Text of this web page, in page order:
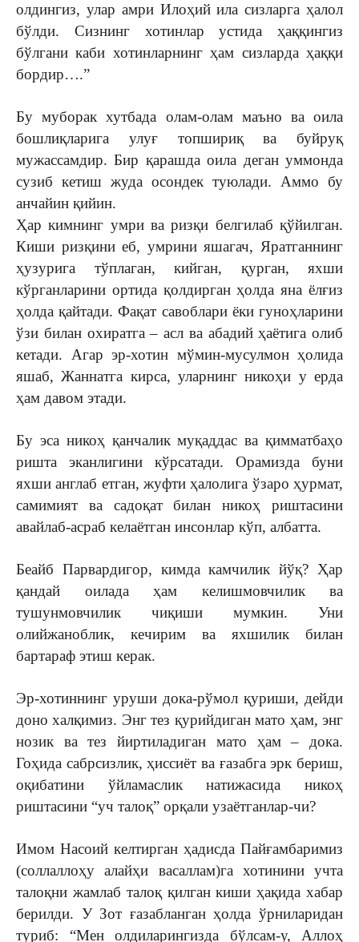
олдингиз, улар амри Илоҳий ила сизларга ҳалол
бўлди. Сизнинг хотинлар устида ҳаққингиз
бўлгани каби хотинларнинг ҳам сизларда ҳаққи
бордир….”
Бу муборак хутбада олам-олам маъно ва оила
бошлиқларига улуғ топшириқ ва буйруқ
мужассамдир. Бир қарашда оила деган уммонда
сузиб кетиш жуда осондек туюлади. Аммо бу
анчайин қийин.
Ҳар кимнинг умри ва ризқи белгилаб қўйилган.
Киши ризқини еб, умрини яшагач, Яратганнинг
ҳузурига тўплаган, кийган, қурган, яхши
кўрганларини ортида қолдирган ҳолда яна ёлғиз
ҳолда қайтади. Фақат савоблари ёки гуноҳларини
ўзи билан охиратга – асл ва абадий ҳаётига олиб
кетади. Агар эр-хотин мўмин-мусулмон ҳолида
яшаб, Жаннатга кирса, уларнинг никоҳи у ерда
ҳам давом этади.
Бу эса никоҳ қанчалик муқаддас ва қимматбаҳо
ришта эканлигини кўрсатади. Орамизда буни
яхши англаб етган, жуфти ҳалолига ўзаро ҳурмат,
самимият ва садоқат билан никоҳ риштасини
авайлаб-асраб келаётган инсонлар кўп, албатта.
Беайб Парвардигор, кимда камчилик йўқ? Ҳар
қандай оилада ҳам келишмовчилик ва
тушунмовчилик чиқиши мумкин. Уни
олийжаноблик, кечирим ва яхшилик билан
бартараф этиш керак.
Эр-хотиннинг уруши дока-рўмол қуриши, дейди
доно халқимиз. Энг тез қурийдиган мато ҳам, энг
нозик ва тез йиртиладиган мато ҳам – дока.
Гоҳида сабрсизлик, ҳиссиёт ва ғазабга эрк бериш,
оқибатини ўйламаслик натижасида никоҳ
риштасини “уч талоқ” орқали узаётганлар-чи?
Имом Насоий келтирган ҳадисда Пайғамбаримиз
(соллаллоҳу алайҳи васаллам)га хотинини учта
талоқни жамлаб талоқ қилган киши ҳақида хабар
берилди. У Зот ғазабланган ҳолда ўрниларидан
туриб: “Мен олдиларингизда бўлсам-у, Аллоҳ